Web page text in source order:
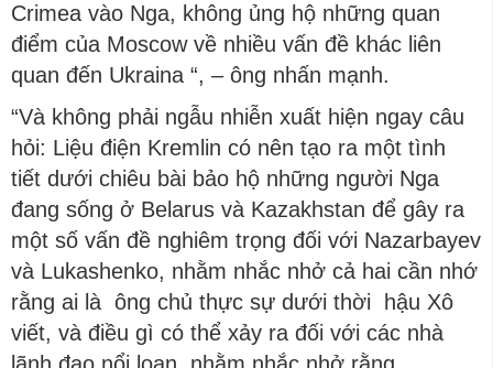
Crimea vào Nga, không ủng hộ những quan
điểm của Moscow về nhiều vấn đề khác liên
quan đến Ukraina “, – ông nhấn mạnh.
“Và không phải ngẫu nhiễn xuất hiện ngay câu
hỏi: Liệu điện Kremlin có nên tạo ra một tình
tiết dưới chiêu bài bảo hộ những người Nga
đang sống ở Belarus và Kazakhstan để gây ra
một số vấn đề nghiêm trọng đối với Nazarbayev
và Lukashenko, nhằm nhắc nhở cả hai cần nhớ
rằng ai là ông chủ thực sự dưới thời hậu Xô
viết, và điều gì có thể xảy ra đối với các nhà